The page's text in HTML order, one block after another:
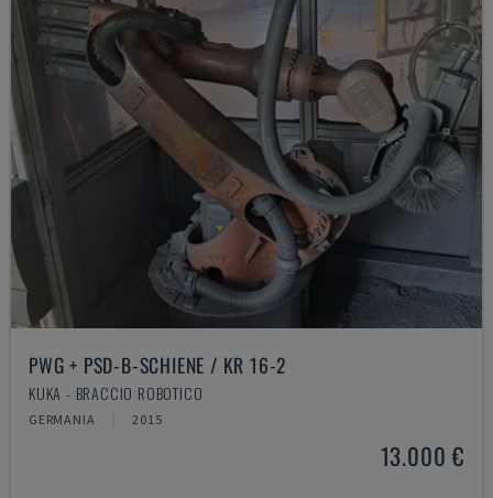
PWG + PSD-B-SCHIENE / KR 16-2
KUKA - BRACCIO ROBOTICO
GERMANIA 2015
13.000 €